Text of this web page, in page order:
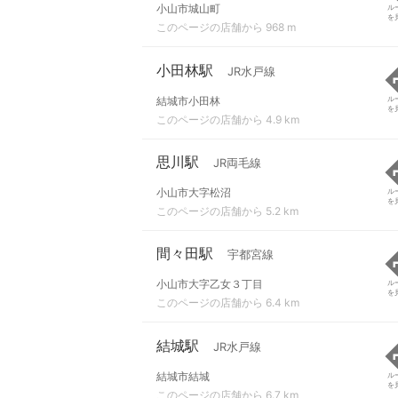
小山市城山町
このページの店舗から 968 m
ル
を
小田林駅 JR水戸線
結城市小田林
このページの店舗から 4.9 km
ル
を
思川駅 JR両毛線
小山市大字松沼
このページの店舗から 5.2 km
ル
を
間々田駅 宇都宮線
小山市大字乙女３丁目
このページの店舗から 6.4 km
ル
を
結城駅 JR水戸線
結城市結城
このページの店舗から 6.7 km
ル
を